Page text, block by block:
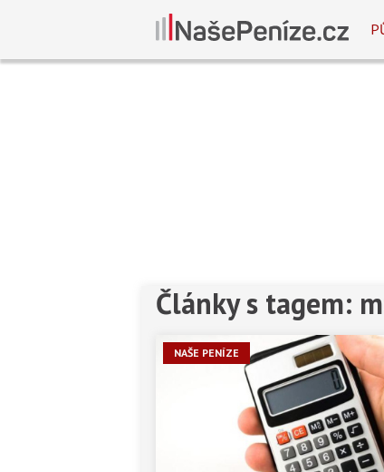
Články s tagem:
NAŠE PENÍZE